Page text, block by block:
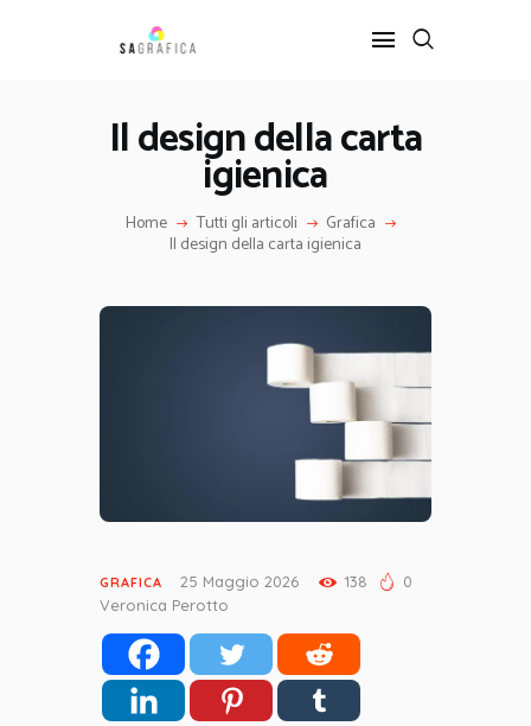
Il design della carta
igienica
Home Tutti gli articoli Grafica
Il design della carta igienica
ARTE
SERVIZI
GRAFICA 25 Maggio 2026 138
0
Veronica Perotto